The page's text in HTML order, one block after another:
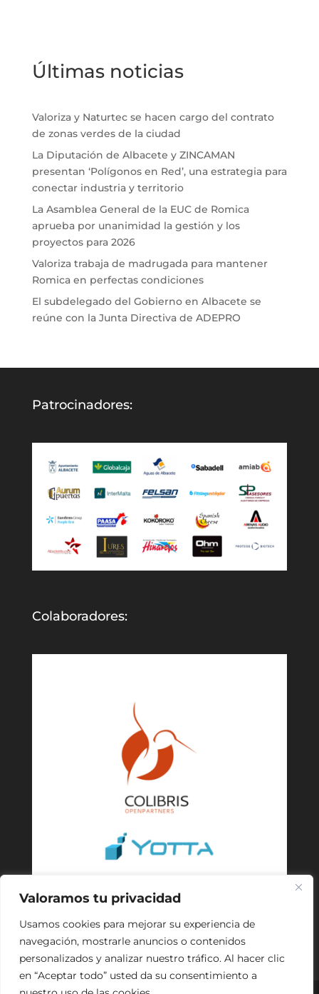
Valoramos tu privacidad
Usamos cookies para mejorar su experiencia de
navegación, mostrarle anuncios o contenidos
personalizados y analizar nuestro tráfico. Al hacer clic
en “Aceptar todo” usted da su consentimiento a
Últimas noticias
Valoriza y Naturtec se hacen cargo del contrato
de zonas verdes de la ciudad
La Diputación de Albacete y ZINCAMAN
presentan ‘Polígonos en Red’, una estrategia para
conectar industria y territorio
La Asamblea General de la EUC de Romica
aprueba por unanimidad la gestión y los
proyectos para 2026
Valoriza trabaja de madrugada para mantener
Romica en perfectas condiciones
El subdelegado del Gobierno en Albacete se
reúne con la Junta Directiva de ADEPRO
Patrocinadores:
Colaboradores: